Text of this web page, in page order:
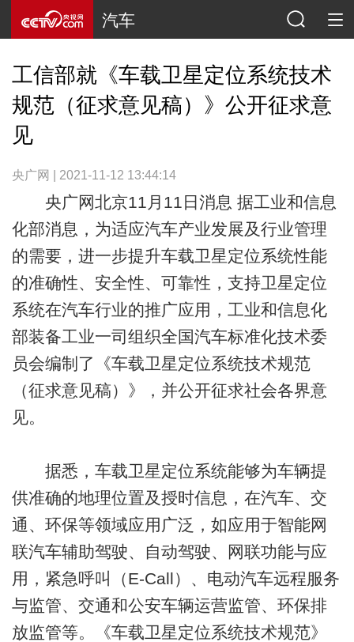
汽车
工信部就《车载卫星定位系统技术
规范（征求意见稿）》公开征求意
见
央广网 | 2021-11-12 13:44:14
央广网北京11月11日消息 据工业和信息
化部消息，为适应汽车产业发展及行业管理
的需要，进一步提升车载卫星定位系统性能
的准确性、安全性、可靠性，支持卫星定位
系统在汽车行业的推广应用，工业和信息化
部装备工业一司组织全国汽车标准化技术委
员会编制了《车载卫星定位系统技术规范
（征求意见稿）》，并公开征求社会各界意
见。
据悉，车载卫星定位系统能够为车辆提
供准确的地理位置及授时信息，在汽车、交
通、环保等领域应用广泛，如应用于智能网
联汽车辅助驾驶、自动驾驶、网联功能与应
用，紧急呼叫（E-Call）、电动汽车远程服务
与监管、交通和公安车辆运营监管、环保排
放监管等。《车载卫星定位系统技术规范》